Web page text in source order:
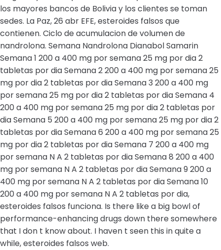
los mayores bancos de Bolivia y los clientes se toman
sedes. La Paz, 26 abr EFE, esteroides falsos que
contienen. Ciclo de acumulacion de volumen de
nandrolona. Semana Nandrolona Dianabol Samarin
Semana 1 200 a 400 mg por semana 25 mg por dia 2
tabletas por dia Semana 2 200 a 400 mg por semana 25
mg por dia 2 tabletas por dia Semana 3 200 a 400 mg
por semana 25 mg por dia 2 tabletas por dia Semana 4
200 a 400 mg por semana 25 mg por dia 2 tabletas por
dia Semana 5 200 a 400 mg por semana 25 mg por dia 2
tabletas por dia Semana 6 200 a 400 mg por semana 25
mg por dia 2 tabletas por dia Semana 7 200 a 400 mg
por semana N A 2 tabletas por dia Semana 8 200 a 400
mg por semana N A 2 tabletas por dia Semana 9 200 a
400 mg por semana N A 2 tabletas por dia Semana 10
200 a 400 mg por semana N A 2 tabletas por dia,
esteroides falsos funciona. Is there like a big bowl of
performance-enhancing drugs down there somewhere
that I don t know about. I haven t seen this in quite a
while, esteroides falsos web.